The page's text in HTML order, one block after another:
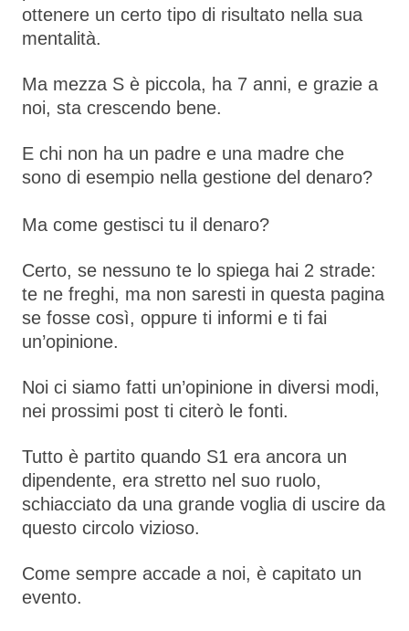
ottenere un certo tipo di risultato nella sua
mentalità.
Ma mezza S è piccola, ha 7 anni, e grazie a
noi, sta crescendo bene.
E chi non ha un padre e una madre che
sono di esempio nella gestione del denaro?
Ma come gestisci tu il denaro?
Certo, se nessuno te lo spiega hai 2 strade:
te ne freghi, ma non saresti in questa pagina
se fosse così, oppure ti informi e ti fai
un’opinione.
Noi ci siamo fatti un’opinione in diversi modi,
nei prossimi post ti citerò le fonti.
Tutto è partito quando S1 era ancora un
dipendente, era stretto nel suo ruolo,
schiacciato da una grande voglia di uscire da
questo circolo vizioso.
Come sempre accade a noi, è capitato un
evento.